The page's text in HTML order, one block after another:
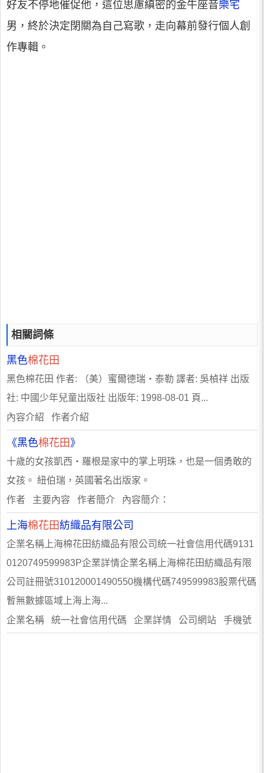
好友不停地催促他，這位思慮縝密的金牛座音樂宅
男，終於決定閉關為自己寫歌，走向幕前發行個人創
作專輯。
相關詞條
黑色棉花田
黑色棉花田 作者: （美）蜜爾德瑞・泰勒 譯者: 吳楨祥 出版
社: 中國少年兒童出版社 出版年: 1998-08-01 頁...
內容介紹 作者介紹
《黑色棉花田 》
十歲的女孩凱西・羅根是家中的掌上明珠，也是一個勇敢的
女孩。 紐伯瑞，英國著名出版家。
作者 主要內容 作者簡介 內容簡介：
上海棉花田紡織品有限公司
企業名稱上海棉花田紡織品有限公司統一社會信用代碼9131
0120749599983P企業詳情企業名稱上海棉花田紡織品有限
公司註冊號310120001490550機構代碼749599983股票代碼
暫無數據區域上海上海...
企業名稱 統一社會信用代碼 企業詳情 公司網站 手機號